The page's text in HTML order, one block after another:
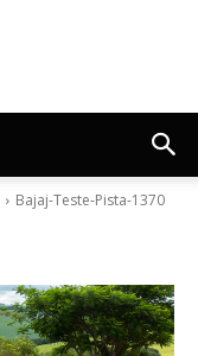
Bajaj-Teste-Pista-1370